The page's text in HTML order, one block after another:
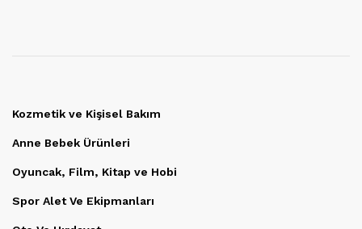
Kozmetik ve Kişisel Bakım
Anne Bebek Ürünleri
Oyuncak, Film, Kitap ve Hobi
Spor Alet Ve Ekipmanları